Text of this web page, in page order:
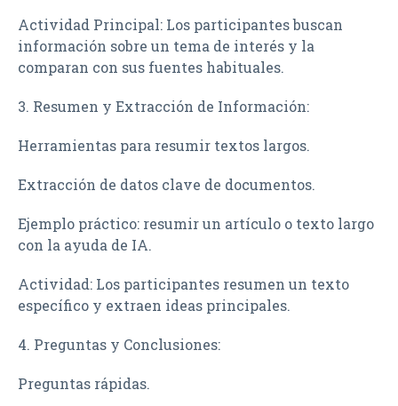
Actividad Principal: Los participantes buscan
información sobre un tema de interés y la
comparan con sus fuentes habituales.
3. Resumen y Extracción de Información:
Herramientas para resumir textos largos.
Extracción de datos clave de documentos.
Ejemplo práctico: resumir un artículo o texto largo
con la ayuda de IA.
Actividad: Los participantes resumen un texto
específico y extraen ideas principales.
4. Preguntas y Conclusiones:
Preguntas rápidas.